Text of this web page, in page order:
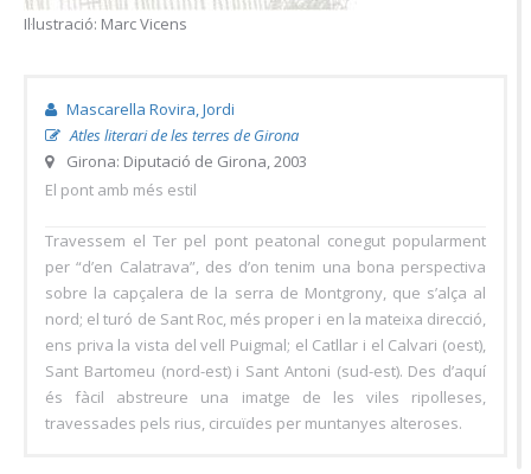
Il·lustració: Marc Vicens
Mascarella Rovira, Jordi
Atles literari de les terres de Girona
Girona: Diputació de Girona, 2003
El pont amb més estil
Travessem el Ter pel pont peatonal conegut popularment
per “d’en Calatrava”, des d’on tenim una bona perspectiva
sobre la capçalera de la serra de Montgrony, que s’alça al
nord; el turó de Sant Roc, més proper i en la mateixa direcció,
ens priva la vista del vell Puigmal; el Catllar i el Calvari (oest),
Sant Bartomeu (nord-est) i Sant Antoni (sud-est). Des d’aquí
és fàcil abstreure una imatge de les viles ripolleses,
travessades pels rius, circuïdes per muntanyes alteroses.